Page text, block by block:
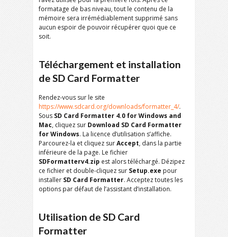
formatage de bas niveau, tout le contenu de la
mémoire sera irrémédiablement supprimé sans
aucun espoir de pouvoir récupérer quoi que ce
soit.
Téléchargement et installation
de SD Card Formatter
Rendez-vous sur le site
https://www.sdcard.org/downloads/formatter_4/.
Sous SD Card Formatter 4.0 for Windows and
Mac, cliquez sur Download SD Card Formatter
for Windows. La licence d’utilisation s’affiche.
Parcourez-la et cliquez surAccept, dans la partie
inférieure de la page. Le fichier
SDFormatterv4.zip est alors téléchargé. Dézipez
ce fichier et double-cliquez sur Setup.exe pour
installer SD Card Formatter. Acceptez toutes les
options par défaut de l’assistant d’installation.
Utilisation de SD Card
Formatter